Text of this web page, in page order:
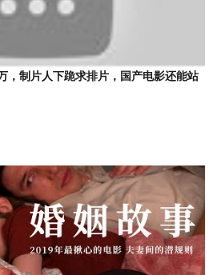
，制片人下跪求排片，国产电影还能站